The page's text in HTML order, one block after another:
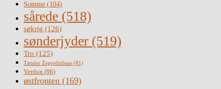
Somme (104)
sårede (518)
søkrig (126)
sønderjyder (519)
Tro (125)
Tønder Zeppelinbase (81)
Verdun (96)
østfronten (169)